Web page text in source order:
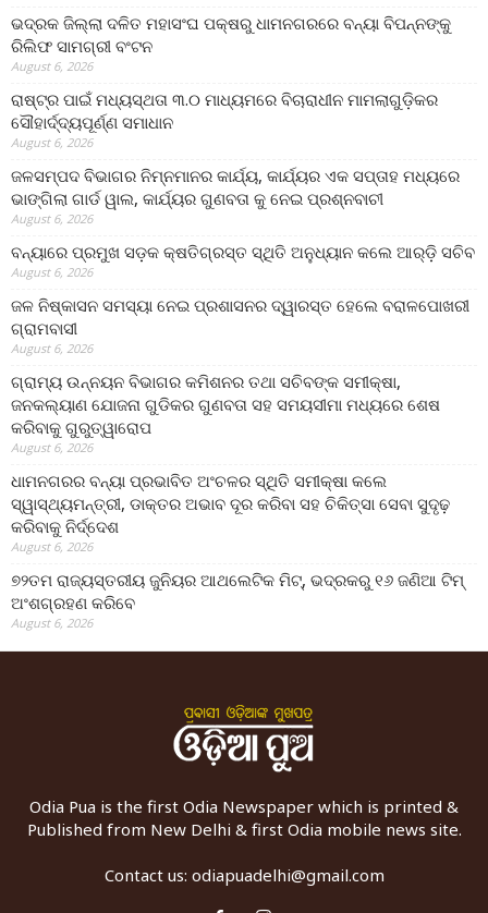
ଭଦ୍ରକ ଜିଲ୍ଲା ଦଳିତ ମହାସଂଘ ପକ୍ଷରୁ ଧାମନଗରରେ ବନ୍ୟା ବିପନ୍ନଙ୍କୁ
ରିଲିଫ ସାମଗ୍ରୀ ବଂଟନ
August 6, 2026
ରାଷ୍ଟ୍ର ପାଇଁ ମଧ୍ୟସ୍ଥତା ୩.୦ ମାଧ୍ୟମରେ ବିଚାରାଧୀନ ମାମଲାଗୁଡ଼ିକର
ସୌହାର୍ଦ୍ଦ୍ୟପୂର୍ଣ୍ଣ ସମାଧାନ
August 6, 2026
ଜଳସମ୍ପଦ ବିଭାଗର ନିମ୍ନମାନର କାର୍ଯ୍ୟ, କାର୍ଯ୍ୟର ଏକ ସପ୍ତାହ ମଧ୍ୟରେ
ଭାଙ୍ଗିଲା ଗାର୍ଡ ୱାଲ, କାର୍ଯ୍ୟର ଗୁଣବତା କୁ ନେଇ ପ୍ରଶ୍ନବାଚୀ
August 6, 2026
ବନ୍ୟାରେ ପ୍ରମୁଖ ସଡ଼କ କ୍ଷତିଗ୍ରସ୍ତ ସ୍ଥିତି ଅନୁଧ୍ୟାନ କଲେ ଆର୍‌ଡ଼ି ସଚିବ
August 6, 2026
ଜଳ ନିଷ୍କାସନ ସମସ୍ୟା ନେଇ ପ୍ରଶାସନର ଦ୍ୱାରସ୍ତ ହେଲେ ବରାଳପୋଖରୀ
ଗ୍ରାମବାସୀ
August 6, 2026
ଗ୍ରାମ୍ୟ ଉନ୍ନୟନ ବିଭାଗର କମିଶନର ତଥା ସଚିବଙ୍କ ସମୀକ୍ଷା,
ଜନକଲ୍ୟାଣ ଯୋଜନା ଗୁଡିକର ଗୁଣବତା ସହ ସମୟସୀମା ମଧ୍ୟରେ ଶେଷ
କରିବାକୁ ଗୁରୁତ୍ୱାରୋପ
August 6, 2026
ଧାମନଗରର ବନ୍ୟା ପ୍ରଭାବିତ ଅଂଚଳର ସ୍ଥିତି ସମୀକ୍ଷା କଲେ
ସ୍ୱାସ୍ଥ୍ୟମନ୍ତ୍ରୀ, ଡାକ୍ତର ଅଭାବ ଦୂର କରିବା ସହ ଚିକିତ୍ସା ସେବା ସୁଦୃଢ଼
କରିବାକୁ ନିର୍ଦ୍ଦେଶ
August 6, 2026
୭୨ତମ ରାଜ୍ୟସ୍ତରୀୟ ଜୁନିୟର ଆଥଲେଟିକ ମିଟ୍‌, ଭଦ୍ରକରୁ ୧୬ ଜଣିଆ ଟିମ୍
ଅଂଶଗ୍ରହଣ କରିବେ
August 6, 2026
Odia Pua is the first Odia Newspaper which is printed &
Published from New Delhi & first Odia mobile news site.
Contact us: odiapuadelhi@gmail.com